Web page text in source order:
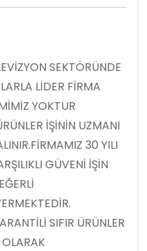
SEKTÖRÜNDE
LİDER FİRMA
YOKTUR
İŞİNİN UZMANI
30 YILI
GÜVENİ İŞİN
SIFIR ÜRÜNLER